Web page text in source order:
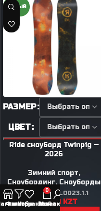
НОВЫЙ
РАЗМЕР
ЦВЕТ
Ride сноуборд Twinpig —
2026
Зимний спорт,
Сноубординг, Сноуборды
Артикул: 12L0023.1.1
289 900 KZT
Фильтры
Избранное
0
Заказ
Мой аккаунт